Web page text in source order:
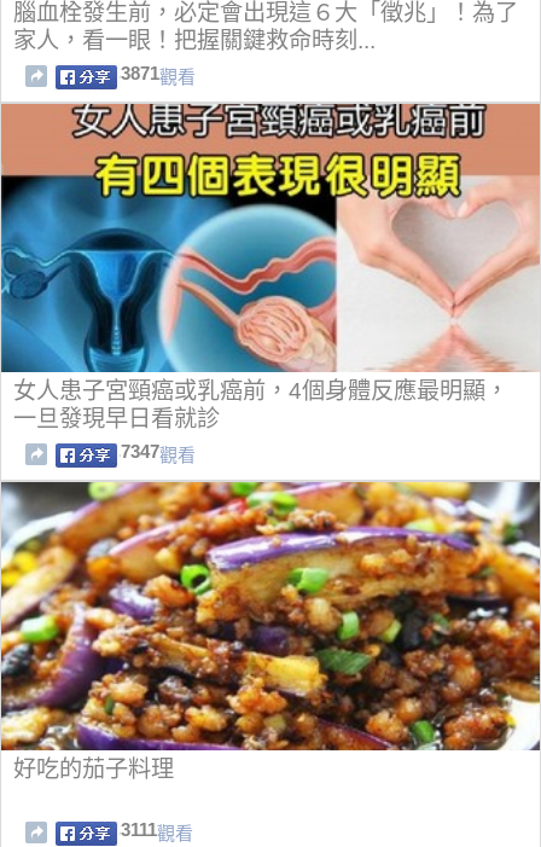
腦血栓發生前，必定會出現這６大「徵兆」！為了
家人，看一眼！把握關鍵救命時刻...
3871觀看
女人患子宮頸癌或乳癌前，4個身體反應最明顯，
一旦發現早日看就診
7347觀看
好吃的茄子料理
3111觀看